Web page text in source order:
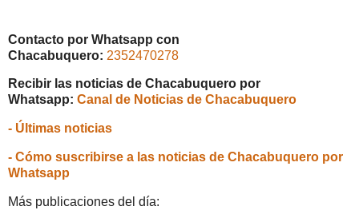
Contacto por Whatsapp con
Chacabuquero: 2352470278
Recibir las noticias de Chacabuquero por
Whatsapp: Canal de Noticias de Chacabuquero
- Últimas noticias
- Cómo suscribirse a las noticias de Chacabuquero por
Whatsapp
Más publicaciones del día: